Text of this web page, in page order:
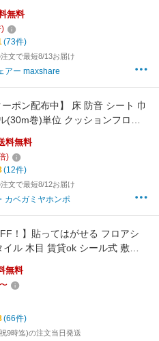
ロアマット 赤ちゃん キッズ ベ
臭 防音 パズルマット 厚さ1.4cm
ト 約2畳 キズ防止 クッションマ
料]
無料
)
(73件)
文で最短8/13お届け
アー maxshare
ーポン配布中】 床 防音 シート 巾
(30m巻)単位 クッションフロア
マット ラグ の 下地 に 床暖房対
音 衝撃吸収 ペット 子ども 楽器
ン 騒音 対策 足音 軽減
料無料
)
(12件)
文で最短8/12お届け
カベガミヤホンポ
！】貼ってはがせる フロアシ
イル 木目 賃貸ok シール式 敷く
リングシート 床 リメイクシー
イレ 玄関 キッチン 洗面所 大理石
水 ペット キズ防止 耐摩耗 床暖
30mロール/サンプル
無料
〜
(66件)
9時迄)の注文当日発送